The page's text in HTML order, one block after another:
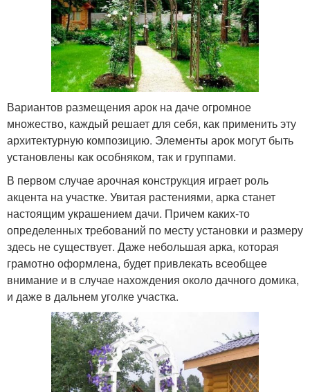
Вариантов размещения арок на даче огромное
множество, каждый решает для себя, как применить эту
архитектурную композицию. Элементы арок могут быть
установлены как особняком, так и группами.
В первом случае арочная конструкция играет роль
акцента на участке. Увитая растениями, арка станет
настоящим украшением дачи. Причем каких-то
определенных требований по месту установки и размеру
здесь не существует. Даже небольшая арка, которая
грамотно оформлена, будет привлекать всеобщее
внимание и в случае нахождения около дачного домика,
и даже в дальнем уголке участка.